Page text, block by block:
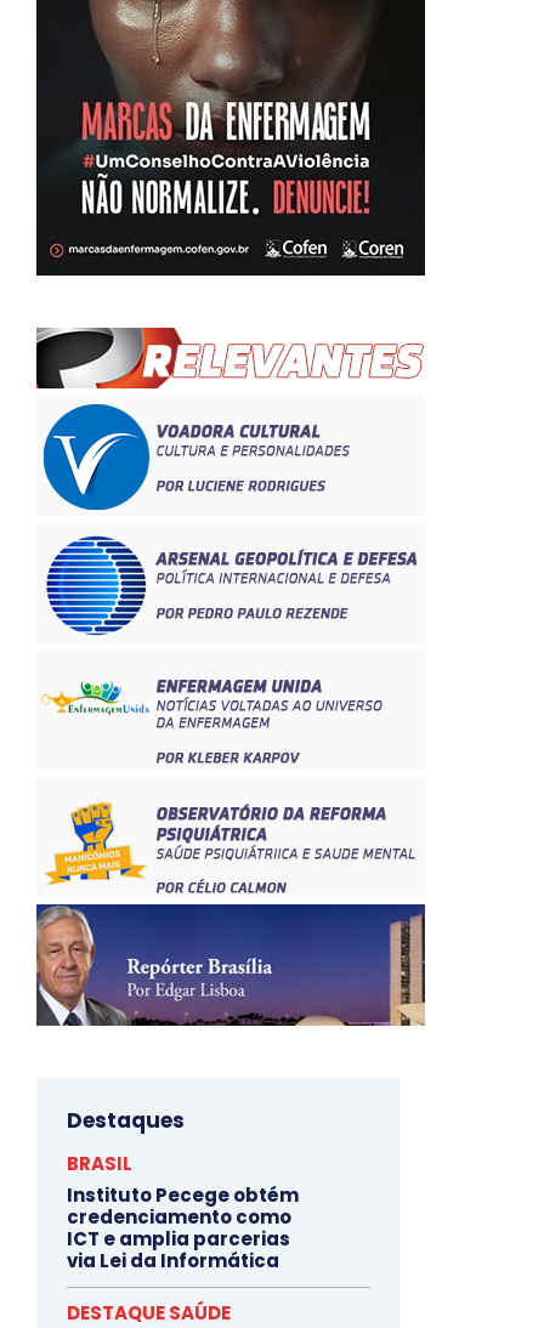
Destaques
BRASIL
Instituto Pecege obtém
credenciamento como
ICT e amplia parcerias
via Lei da Informática
DESTAQUE SAÚDE